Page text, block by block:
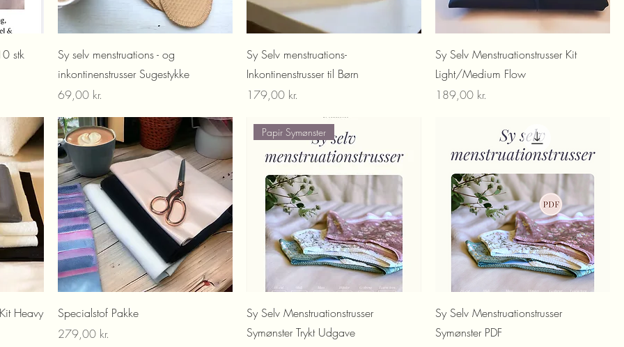
stk
Sy selv menstruations - og
inkontinenstrusser Sugestykke
Pris
69,00 kr.
Sy Selv menstruations-
Inkontinenstrusser til Børn
Pris
179,00 kr.
Sy Selv Menstruationstrusser Kit
Light/Medium Flow
Pris
189,00 kr.
Heavy
Specialstof Pakke
Pris
279,00 kr.
Papir Symønster
Sy Selv Menstruationstrusser
Symønster Trykt Udgave
Sy Selv Menstruationstrusser
Symønster PDF